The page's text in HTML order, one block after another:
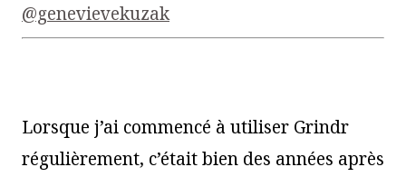
@genevievekuzak
Lorsque j’ai commencé à utiliser Grindr
régulièrement, c’était bien des années après